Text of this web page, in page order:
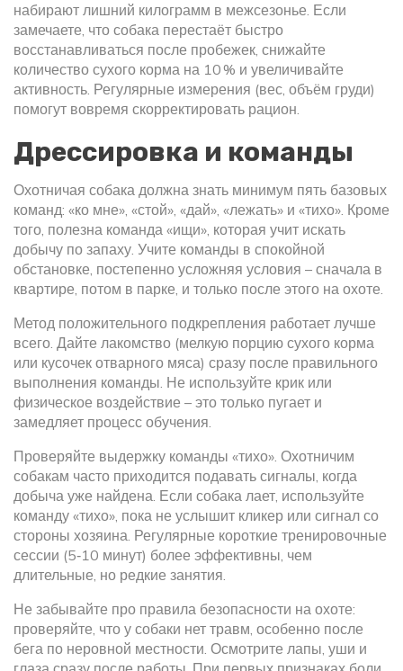
набирают лишний килограмм в межсезонье. Если
замечаете, что собака перестаёт быстро
восстанавливаться после пробежек, снижайте
количество сухого корма на 10 % и увеличивайте
активность. Регулярные измерения (вес, объём груди)
помогут вовремя скорректировать рацион.
Дрессировка и команды
Охотничая собака должна знать минимум пять базовых
команд: «ко мне», «стой», «дай», «лежать» и «тихо». Кроме
того, полезна команда «ищи», которая учит искать
добычу по запаху. Учите команды в спокойной
обстановке, постепенно усложняя условия – сначала в
квартире, потом в парке, и только после этого на охоте.
Метод положительного подкрепления работает лучше
всего. Дайте лакомство (мелкую порцию сухого корма
или кусочек отварного мяса) сразу после правильного
выполнения команды. Не используйте крик или
физическое воздействие – это только пугает и
замедляет процесс обучения.
Проверяйте выдержку команды «тихо». Охотничим
собакам часто приходится подавать сигналы, когда
добыча уже найдена. Если собака лает, используйте
команду «тихо», пока не услышит кликер или сигнал со
стороны хозяина. Регулярные короткие тренировочные
сессии (5‑10 минут) более эффективны, чем
длительные, но редкие занятия.
Не забывайте про правила безопасности на охоте:
проверяйте, что у собаки нет травм, особенно после
бега по неровной местности. Осмотрите лапы, уши и